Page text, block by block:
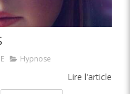
Hypnose
Lire l'article